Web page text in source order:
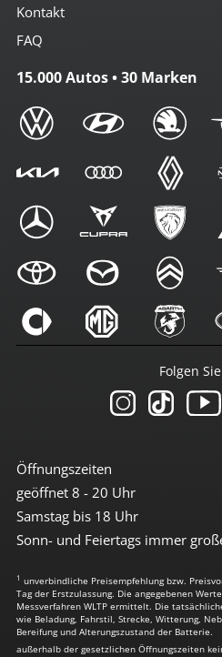
Kontakt
FAQ
15.000 Autos • 30 Marken
Öffnungszeiten
geöffnet 8 - 20 Uhr
Samstag bis 18 Uhr
Sonn- und Feiertags immer
Folgen
1 unverbindliche Preisempfehlung bzw.
Tag der Erstzulassung. Die angegebenen
Messverfahren WLTP ermittelt. Die
wie Beladung, Fahrstil, Strecke, Witterung,
Bereifung und Alterungszustand der Batterie.
außerhalb der gesetzlichen Öffnungszeiten